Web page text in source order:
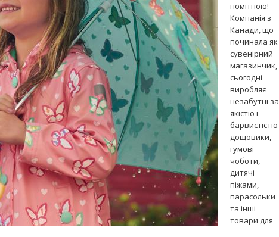
помітною!
Компанія з
Канади, що
починала як
сувенірний
магазинчик,
сьогодні
виробляє
незабутні за
якістю і
барвистістю
дощовики,
гумові
чоботи,
дитячі
піжами,
парасольки
та інші
товари для